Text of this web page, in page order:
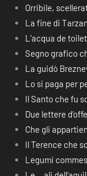
Orribile,
La fine di Tarzan
L’acqua de
Segno grafico
La guidò
Lo si paga per
Il Santo che fu
Due lettere
Che gli
Il Terence che
Legumi